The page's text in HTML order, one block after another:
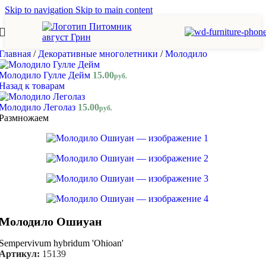
Skip to navigation Skip to main content
/ Декоративные многолетники / Молодило
Гулле Дейм 15.00руб.
к товарам
Леголаз 15.00руб.
Ошиуан
hybridum 'Ohioan'
15139